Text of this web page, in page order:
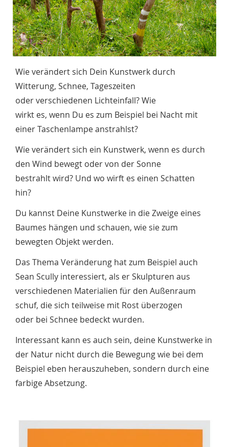
Wie verändert sich Dein Kunstwerk durch
Witterung, Schnee, Tageszeiten
oder verschiedenen Lichteinfall? Wie
wirkt es, wenn Du es zum Beispiel bei Nacht mit
einer Taschenlampe anstrahlst?
Wie verändert sich ein Kunstwerk, wenn es durch
den Wind bewegt oder von der Sonne
bestrahlt wird? Und wo wirft es einen Schatten
hin?
Du kannst Deine Kunstwerke in die Zweige eines
Baumes hängen und schauen, wie sie zum
bewegten Objekt werden.
Das Thema Veränderung hat zum Beispiel auch
Sean Scully interessiert, als er Skulpturen aus
verschiedenen Materialien für den Außenraum
schuf, die sich teilweise mit Rost überzogen
oder bei Schnee bedeckt wurden.
Interessant kann es auch sein, deine Kunstwerke in
der Natur nicht durch die Bewegung wie bei dem
Beispiel eben herauszuheben, sondern durch eine
farbige Absetzung.